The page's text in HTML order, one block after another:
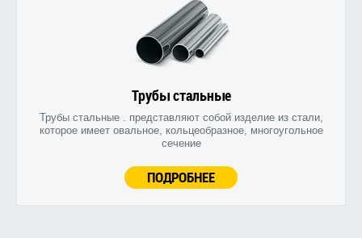
Трубы стальные
Трубы стальные . представляют собой изделие из стали,
которое имеет овальное, кольцеобразное, многоугольное
сечение
ПОДРОБНЕЕ